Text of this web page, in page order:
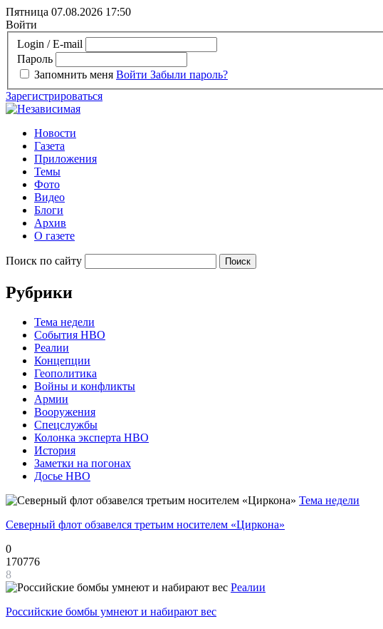
Пятница 07.08.2026 17:50
Войти
Login / E-mail
Пароль
Запомнить меня Войти Забыли пароль?
Зарегистрироваться
Новости
Газета
Приложения
Темы
Фото
Видео
Блоги
Архив
О газете
Поиск по сайту
Рубрики
Тема недели
События НВО
Реалии
Концепции
Геополитика
Войны и конфликты
Армии
Вооружения
Спецслужбы
Колонка эксперта НВО
История
Заметки на погонах
Досье НВО
Тема недели
Северный флот обзавелся третьим носителем «Циркона»
0
170776
8
Реалии
Российские бомбы умнеют и набирают вес